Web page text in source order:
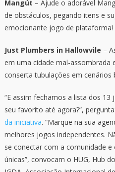
Mangút – Ajude o adorável
de obstáculos, pegando itens e
emocionante jogo de plataforma!
Just Plumbers in Hallowvile –
em uma cidade mal-assombrada
conserta tubulações em cenários
“E assim fechamos a lista dos
seu favorito até agora?”,
da iniciativa. “Marque na sua
melhores jogos independentes.
se conectar com a comunidade e
únicas”, convocam o HUG, Hub